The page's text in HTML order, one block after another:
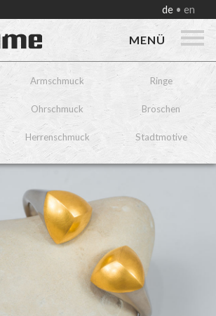
de en
MENÜ
Armschmuck Ringe
Ohrschmuck Broschen
Herrenschmuck Stadtmotive